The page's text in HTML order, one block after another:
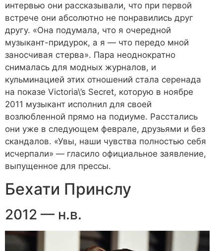
интервью они рассказывали, что при первой
встрече они абсолютно не понравились друг
другу. «Она подумала, что я очередной
музыкант-придурок, а я — что передо мной
заносчивая стерва». Пара неоднократно
снималась для модных журналов, и
кульминацией этих отношений стала серенада
на показе Victoria\’s Secret, которую в ноябре
2011 музыкант исполнил для своей
возлюбленной прямо на подиуме. Расстались
они уже в следующем феврале, друзьями и без
скандалов. «Увы, наши чувства полностью себя
исчерпали» — гласило официальное заявление,
выпущенное для прессы.
Бехати Принслу
2012 — н.в.